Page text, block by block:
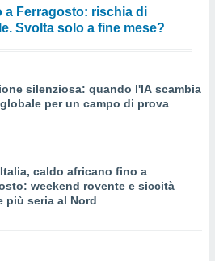
a Ferragosto: rischia di
Svolta solo a fine mese?
silenziosa: quando l'IA scambia
per un campo di prova
caldo africano fino a
weekend rovente e siccità
più seria al Nord